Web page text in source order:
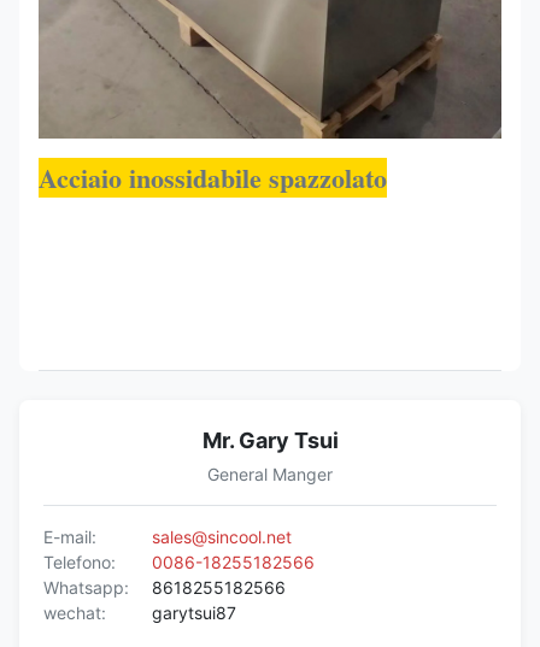
Acciaio inossidabile spazzolato
Mr. Gary Tsui
General Manger
E-mail:
sales@sincool.net
Telefono:
0086-18255182566
Whatsapp:
8618255182566
wechat:
garytsui87